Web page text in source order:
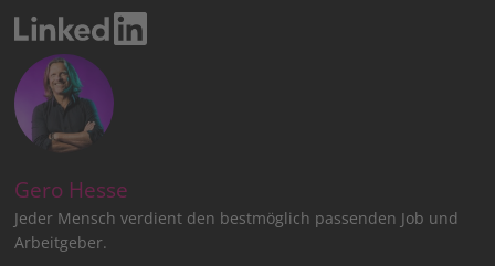
Gero Hesse
Jeder Mensch verdient den bestmöglich passenden Job und
Arbeitgeber.